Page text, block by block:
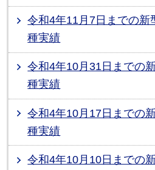
令和4年11月7日までの新
種実績
令和4年10月31日までの
種実績
令和4年10月17日までの
種実績
令和4年10月10日までの